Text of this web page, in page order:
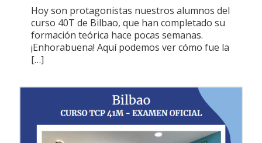
Hoy son protagonistas nuestros alumnos del
curso 40T de Bilbao, que han completado su
formación teórica hace pocas semanas.
¡Enhorabuena! Aquí podemos ver cómo fue la
[…]